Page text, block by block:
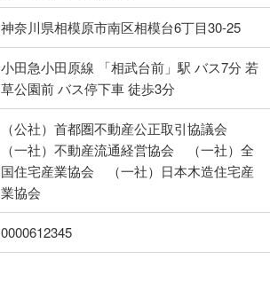
神奈川県相模原市南区相模台6丁目30-25
小田急小田原線 「相武台前」駅 バス7分 若
草公園前 バス停下車 徒歩3分
（公社）首都圏不動産公正取引協議会
（一社）不動産流通経営協会 （一社）全
国住宅産業協会 （一社）日本木造住宅産
業協会
0000612345